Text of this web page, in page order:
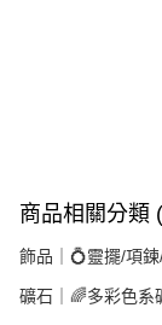
商品相關分類
飾品｜💍靈擺/項
礦石｜🌈多彩色系